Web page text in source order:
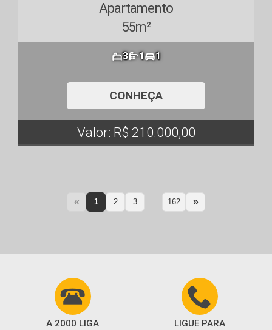
Apartamento
55m²
3 1 1
CONHEÇA
Valor: R$ 210.000,00
« 1 2 3 … 162 »
A 2000 LIGA
LIGUE PARA